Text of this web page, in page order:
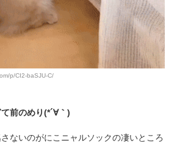
p/CI2-baSJU-C/
前のめり(*´∀｀)
ないのがにこニャルソックの凄いところ
ォロー
ねこ部をフォロー